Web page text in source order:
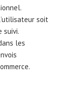
soit
suivi.
les